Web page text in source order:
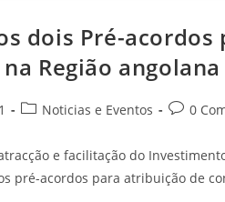
dois Pré-acordos
Região
Noticias e Eventos 0
e facilitação do
pré-acordos para atribuição de